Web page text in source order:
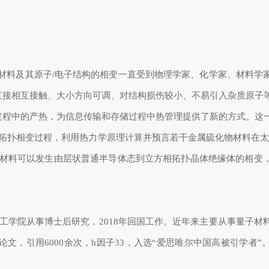
及其原子/电子结构的相变一直受到物理学家、化学家、材料学
相互接触、大小方向可调、对结构损伤较小、不易引入杂质原子
中的产热，为信息传输和存储过程中热管理提供了新的方式。这
相变过程，利用热力学原理计算并预言若干金属硫化物材料在
可以发生由层状普通半导体态到立方相拓扑晶体绝缘体的相变
院从事博士后研究，2018年回国工作。近年来主要从事量子材
，引用6000余次，h因子33，入选“爱思唯尔中国高被引学者”